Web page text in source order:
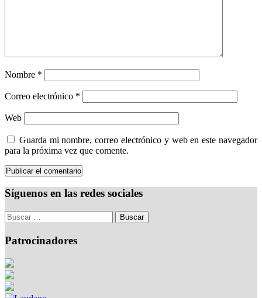
Nombre *
Correo electrónico *
Web
Guarda mi nombre, correo electrónico y web en este navegador
para la próxima vez que comente.
Síguenos en las redes sociales
Patrocinadores